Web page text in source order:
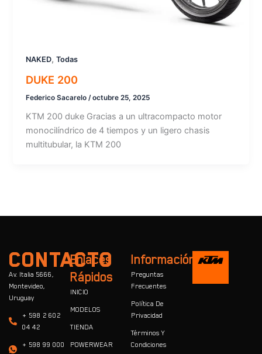
NAKED,Todas
DUKE 200
Federico Sacarelo /octubre 25, 2025
KTM 200 duke Gracias a un ultracompacto motor
monocilíndrico de 4 tiempos y un ligero chasis
multitubular, la KTM 200
CONTACTO
Av. Italia 5666,
Montevideo,
Uruguay
+ 598 2 602
04 42
+ 598 99 000
Enlaces
Rápidos
INICIO
MODELOS
TIENDA
POWERWEAR
Información
Preguntas
Frecuentes
Política De
Privacidad
Términos Y
Condiciones